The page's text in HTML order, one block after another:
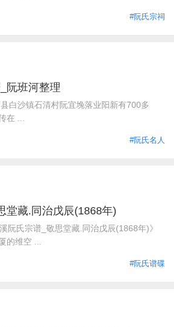
#阮氏宗祠
阮班河整理
白沙镇石清村阮宜堍落业阳新有700多
在 ...
#阮氏名人
堂藏.同治戊辰(1868年)
阮氏宗谱_敬思堂藏.同治戊辰(1868年)》
的维空 ...
#阮氏谱碟